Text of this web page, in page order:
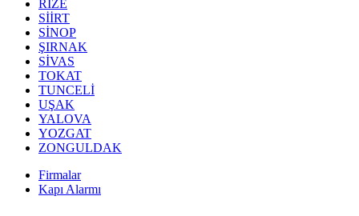
RİZE
SİİRT
SİNOP
ŞIRNAK
SİVAS
TOKAT
TUNCELİ
UŞAK
YALOVA
YOZGAT
ZONGULDAK
Firmalar
Kapı Alarmı